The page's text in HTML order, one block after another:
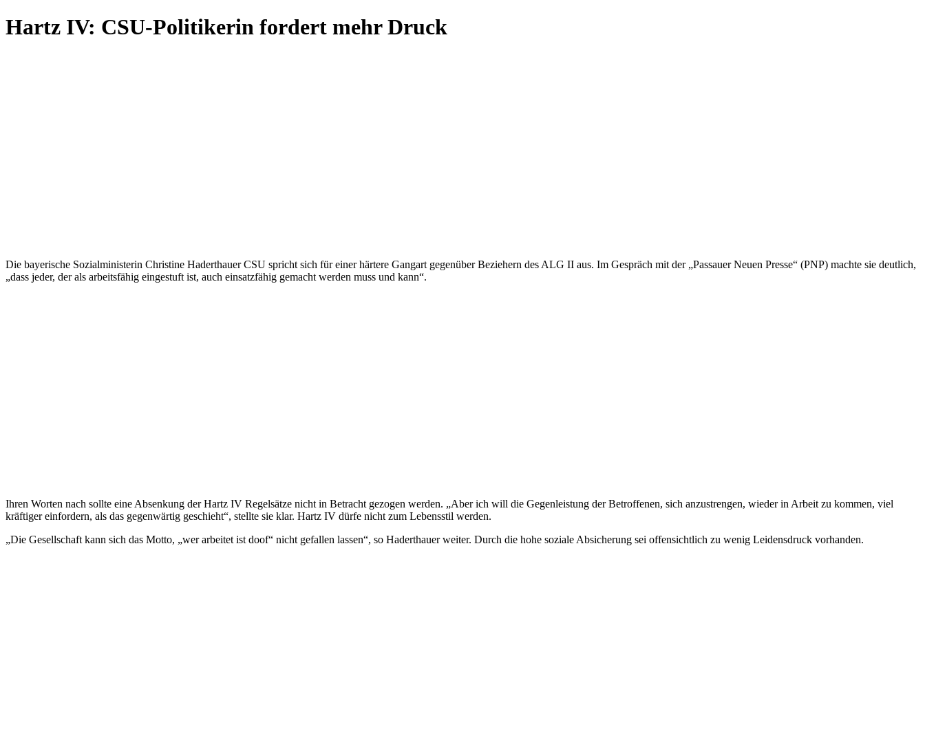
Hartz IV: CSU-Politikerin fordert mehr Druck
Die bayerische Sozialministerin Christine Haderthauer CSU spricht sich für einer härtere Gangart gegenüber Beziehern des ALG II aus. Im Gespräch mit der „Passauer Neuen Presse“ (PNP) machte sie deutlich,
„dass jeder, der als arbeitsfähig eingestuft ist, auch einsatzfähig gemacht werden muss und kann“.
Ihren Worten nach sollte eine Absenkung der Hartz IV Regelsätze nicht in Betracht gezogen werden. „Aber ich will die Gegenleistung der Betroffenen, sich anzustrengen, wieder in Arbeit zu kommen, viel
kräftiger einfordern, als das gegenwärtig geschieht“, stellte sie klar. Hartz IV dürfe nicht zum Lebensstil werden.
„Die Gesellschaft kann sich das Motto, „wer arbeitet ist doof“ nicht gefallen lassen“, so Haderthauer weiter. Durch die hohe soziale Absicherung sei offensichtlich zu wenig Leidensdruck vorhanden.